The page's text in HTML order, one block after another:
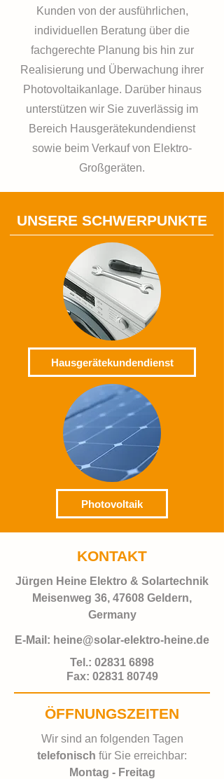
Kunden von der ausführlichen,
individuellen Beratung über die
fachgerechte Planung bis hin zur
Realisierung und Überwachung ihrer
Photovoltaikanlage. Darüber hinaus
unterstützen wir Sie zuverlässig im
Bereich Hausgerätekundendienst
sowie beim Verkauf von Elektro-
Großgeräten.
UNSERE SCHWERPUNKTE
Hausgerätekundendienst
Photovoltaik
KONTAKT
Jürgen Heine Elektro & Solartechnik
Meisenweg 36, 47608 Geldern,
Germany
E-Mail: heine@solar-elektro-heine.de
Tel.: 02831 6898
Fax: 02831 80749
ÖFFNUNGSZEITEN
Wir sind an folgenden Tagen
telefonisch für Sie erreichbar:
Montag - Freitag